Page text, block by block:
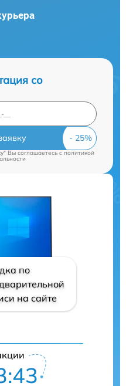
со
Вы соглашаетесь cполитикой
по
на сайте